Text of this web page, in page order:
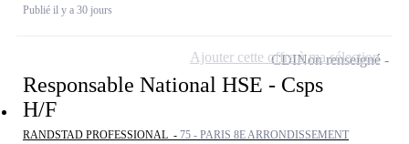
Publié il y a 30 jours
Responsable National HSE - Csps
H/F
RANDSTAD PROFESSIONAL - 75 - PARIS 8E ARRONDISSEMENT
CDINon renseigné
Ajouter cette offre à ma sélection